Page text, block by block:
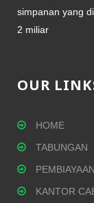
simpanan yang
2 miliar
OUR
HOME
TABUNGAN
PEMBIAYAAN
KANTOR